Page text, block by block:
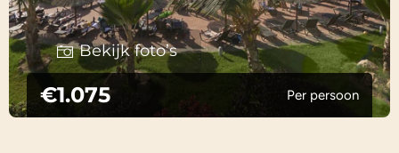
Bekijk foto’s
€1.075 Per persoon